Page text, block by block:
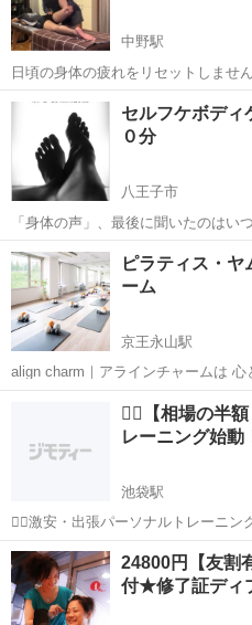
中野駅
日頃の身体の疲れをリセットしませんか⁉️ 🇹🇭本場タイでライ
取得🇹🇭 【男性限定】 ✨タイ古式🇹🇭マッサージとボディオイルマッ
サージ✨ ✨✨期間限定✨8月中は、特別価格で提供します この機会に
ぜひご体験...
東京 中野区 マッ
セルフケボディ
０分
八王子市
「身体の声」、最後に聞いたのはいつですか？ 肩こ
み、冷え、疲れが抜けない… そんな
い」と思っていませんか？ ヨーロッパで長年プロダンサーとして身体
と向き合ってきた経験と、官足法を...
東京 八王子市 フットマッサ
ピラティス・
ーム
京王永山駅
align charm｜アラインチャームは
らしい魅力を引き立てる「charming
「charm」 3つの想いを込めて
京王永山駅
🚶‍♂️【相場の半
レーニング始動
池袋駅
🚶‍♂️激安・出張パーソナルトレーニング始動！💪 「ジム
い」「在宅ワークで運動不足」 そん
東京 豊島区 池袋駅 その
24800円【友割
付★修了証ディ